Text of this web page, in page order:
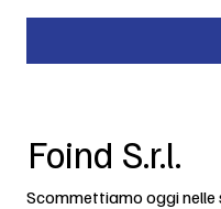
Foind S.r.l.
Scommettiamo oggi